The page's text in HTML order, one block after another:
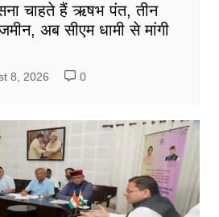
चाहते हैं ऋषभ पंत, तीन
अब सीएम धामी से मांगी
8, 2026 0